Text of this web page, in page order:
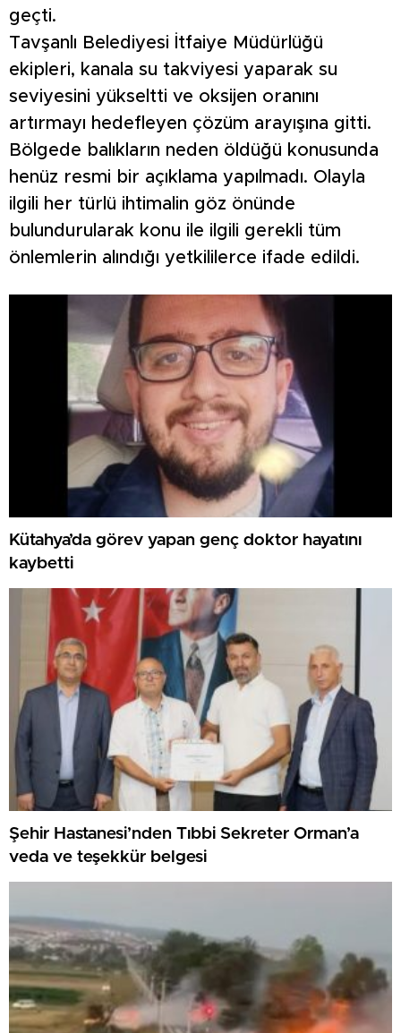
geçti.
Tavşanlı Belediyesi İtfaiye Müdürlüğü
ekipleri, kanala su takviyesi yaparak su
seviyesini yükseltti ve oksijen oranını
artırmayı hedefleyen çözüm arayışına gitti.
Bölgede balıkların neden öldüğü konusunda
henüz resmi bir açıklama yapılmadı. Olayla
ilgili her türlü ihtimalin göz önünde
bulundurularak konu ile ilgili gerekli tüm
önlemlerin alındığı yetkililerce ifade edildi.
Kütahya’da görev yapan genç doktor hayatını
kaybetti
Şehir Hastanesi’nden Tıbbi Sekreter Orman’a
veda ve teşekkür belgesi